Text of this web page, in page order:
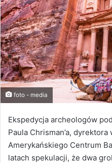
foto - media
Ekspedycja archeologów
Paula Chrisman’a,
Amerykańskiego Centrum
latach spekulacji, że dwa